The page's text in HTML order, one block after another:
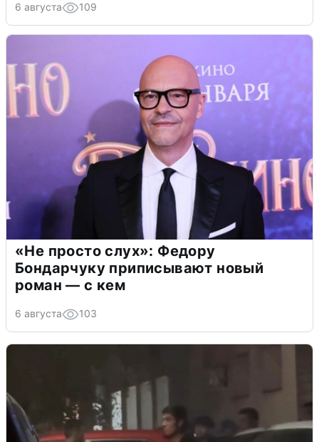
6 августа 109
«Не просто слух»: Федору
Бондарчуку приписывают новый
роман — с кем
6 августа 103